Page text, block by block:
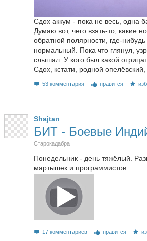
Сдох аккум - пока не весь, одна
Думаю вот, чего взять-то, какие
обратной полярности, где-
нормальный. Пока что глянул,
слышал. У кого был какой
Сдох, кстати, родной
53 комментария нравится
Shajtan
БИТ - Боевые
Старокадабра
Понедельник - день тяжёлый.
мартышек и программистов:
17 комментариев нравится